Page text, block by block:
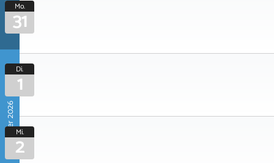
Mo.
31
September 2026
Di.
1
Mi.
2